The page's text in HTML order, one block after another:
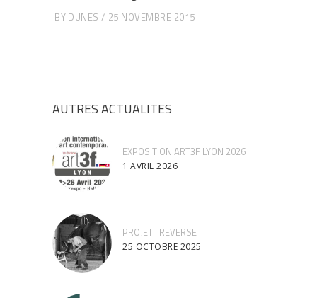
BY DUNES 25 NOVEMBRE 2015
AUTRES ACTUALITES
EXPOSITION ART3F LYON 2026
1 AVRIL 2026
PROJET : REVERSE
25 OCTOBRE 2025